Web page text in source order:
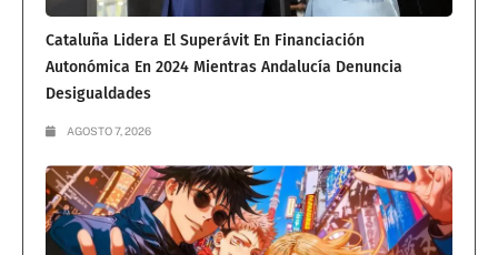
Cataluña Lidera El Superávit En Financiación
Autonómica En 2024 Mientras Andalucía Denuncia
Desigualdades
AGOSTO 7, 2026